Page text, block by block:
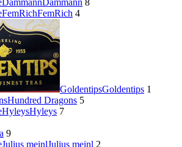
DammannDammann 8
FemRichFemRich 4
GoldentipsGoldentips 1
Hundred Dragons 5
HyleysHyleys 7
9
Julius meinlJulius meinl 2